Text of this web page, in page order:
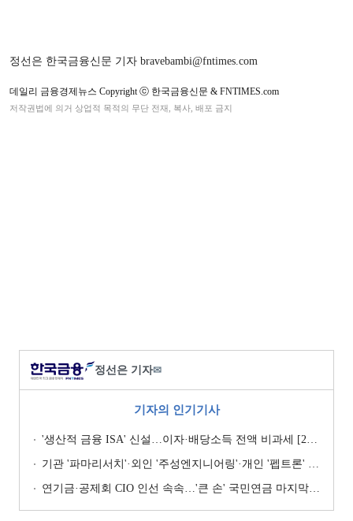
정선은 한국금융신문 기자 bravebambi@fntimes.com
데일리 금융경제뉴스 Copyright ⓒ 한국금융신문 & FNTIMES.com
저작권법에 의거 상업적 목적의 무단 전재, 복사, 배포 금지
정선은 기자✉
기자의 인기기사
'생산적 금융 ISA' 신설…이자·배당소득 전액 비과세 [2026 세제개편안]
기관 '파마리서치'·외인 '주성엔지니어링'·개인 '펩트론' 1위 [주간 코스닥 순매수- 2026년 7월27일~7월31일]
연기금·공제회 CIO 인선 속속…'큰 손' 국민연금 마지막 타자